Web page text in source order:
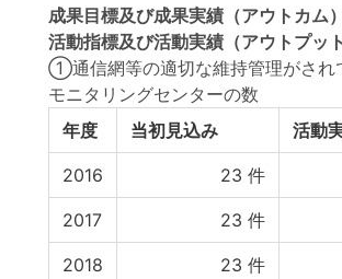
成果目標及び成果実績 （アウトカム）
活動指標及び活動実績 （アウトプッ
①通信網等の適切な維持管理がされ
モニタリングセンターの数
年度
当初見込み 活動
2016 23 件
2017 23 件
2018 23 件